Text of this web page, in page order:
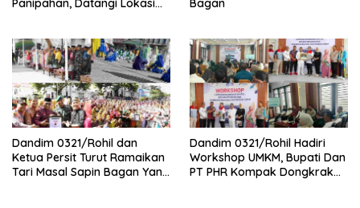
Panipahan, Datangi Lokasi
Bagan
Dandim 0321/Rohil dan
Ketua Persit Turut Ramaikan
Tari Masal Sapin Bagan Yang
Dandim 0321/Rohil Hadiri
Workshop UMKM, Bupati Dan
PT PHR Kompak Dongkrak